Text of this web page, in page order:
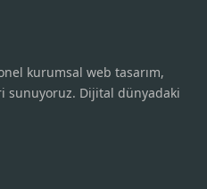
kurumsal web tasarım,
sunuyoruz. Dijital dünyadaki